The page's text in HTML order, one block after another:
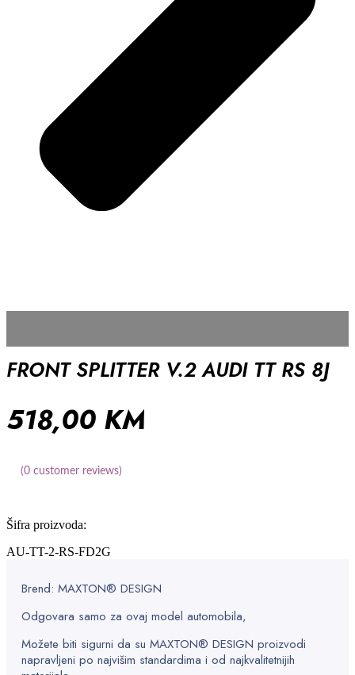
FRONT SPLITTER V.2 AUDI TT RS 8J
518,00 KM
(0 customer reviews)
Šifra proizvoda:
AU-TT-2-RS-FD2G
Brend: MAXTON® DESIGN
Odgovara samo za ovaj model automobila,
Možete biti sigurni da su MAXTON® DESIGN proizvodi
napravljeni po najvišim standardima i od najkvalitetnijih